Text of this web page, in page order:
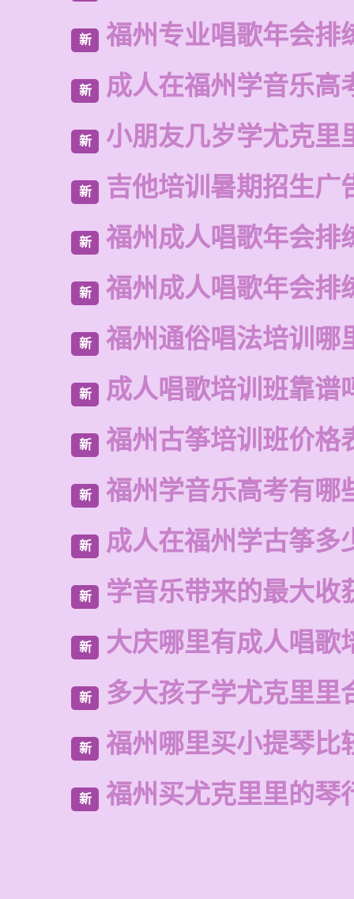
新 福州专业唱歌年会排
新 成人在福州学音乐高
新 小朋友几岁学尤克里
新 吉他培训暑期招生广
新 福州成人唱歌年会排
新 福州成人唱歌年会排
新 福州通俗唱法培训哪
新 成人唱歌培训班靠谱
新 福州古筝培训班价格
新 福州学音乐高考有哪
新 成人在福州学古筝多
新 学音乐带来的最大收
新 大庆哪里有成人唱歌
新 多大孩子学尤克里里
新 福州哪里买小提琴比
新 福州买尤克里里的琴